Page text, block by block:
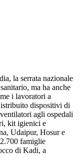
la serrata nazionale
ma ha anche
i lavoratori a
dispositivi di
agli ospedali
kit igienici e
Udaipur, Hosur e
famiglie
di Kadi, a